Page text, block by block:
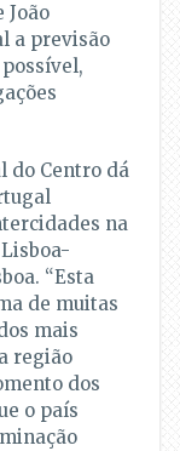
João
a previsão
do Centro dá
na
“Esta
de muitas
mais
região
dos
o país